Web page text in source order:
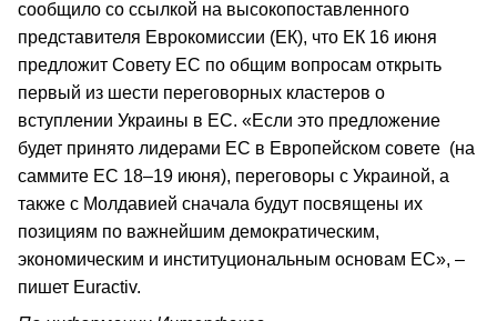
сообщило со ссылкой на высокопоставленного
представителя Еврокомиссии (ЕК), что ЕК 16 июня
предложит Совету ЕС по общим вопросам открыть
первый из шести переговорных кластеров о
вступлении Украины в ЕС. «Если это предложение
будет принято лидерами ЕС в Европейском совете (на
саммите ЕС 18–19 июня), переговоры с Украиной, а
также с Молдавией сначала будут посвящены их
позициям по важнейшим демократическим,
экономическим и институциональным основам ЕС», –
пишет Euractiv.